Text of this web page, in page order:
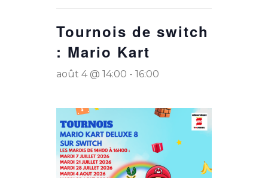
Tournois de switch
: Mario Kart
août 4 @ 14:00 - 16:00